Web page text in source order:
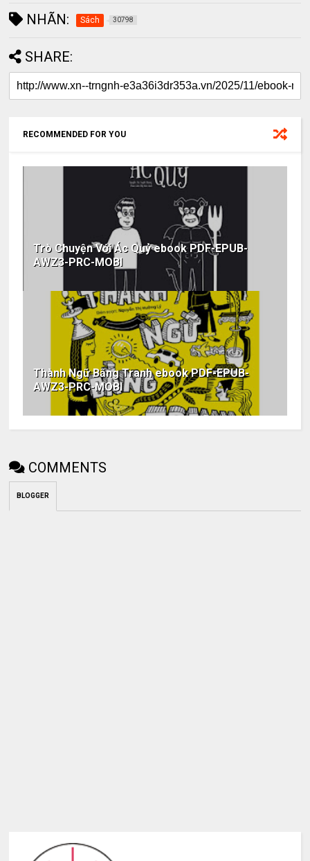
NHÃN: Sách 30798
SHARE:
RECOMMENDED FOR YOU
Trò Chuyện Với Ác Quỷ ebook PDF-EPUB-
AWZ3-PRC-MOBI
Thành Ngữ Bằng Tranh ebook PDF-EPUB-
AWZ3-PRC-MOBI
COMMENTS
BLOGGER